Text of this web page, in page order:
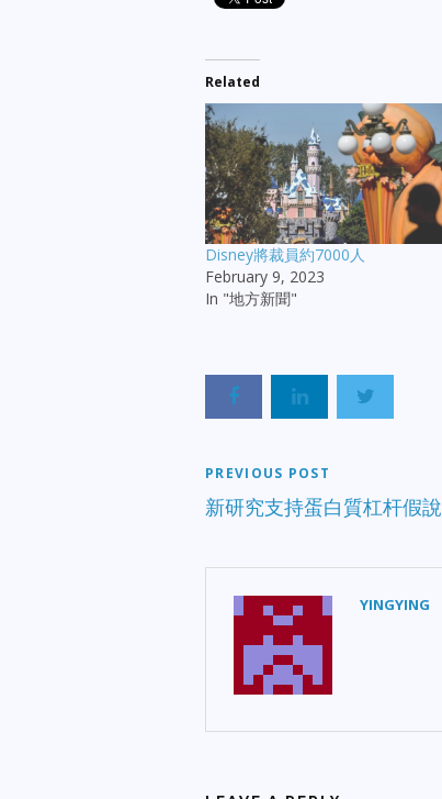
Related
Disney將裁員約7000人
February 9, 2023
In "地方新聞"
PREVIOUS POST
新研究支持蛋白質杠杆假說
YINGYING